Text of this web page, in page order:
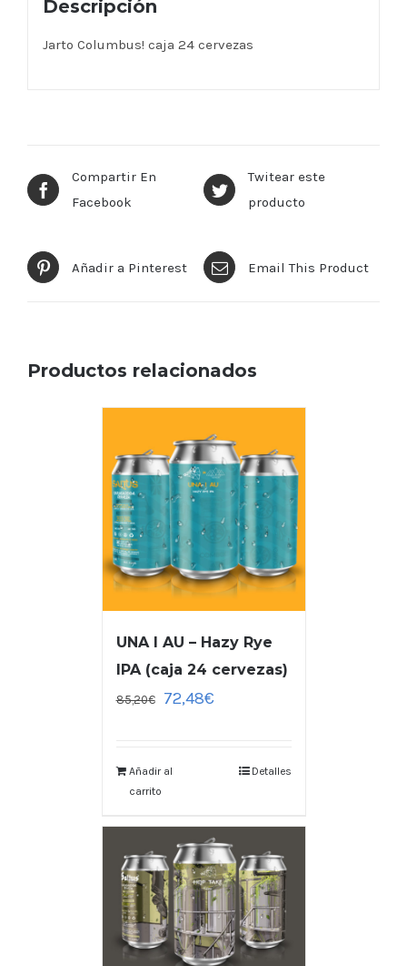
Descripción
Jarto Columbus! caja 24 cervezas
Compartir En
Facebook
Twitear este
producto
Añadir a Pinterest Email This Product
Productos relacionados
UNA I AU – Hazy Rye
IPA (caja 24 cervezas)
85,20€ 72,48€
Añadir al
carrito
Detalles